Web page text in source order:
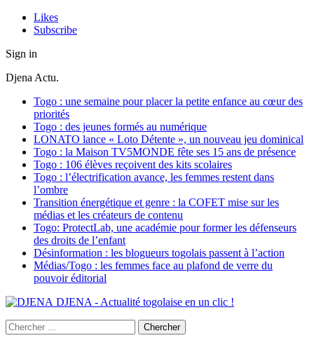
Likes
Subscribe
Sign in
Djena Actu.
Togo : une semaine pour placer la petite enfance au cœur des
priorités
Togo : des jeunes formés au numérique
LONATO lance « Loto Détente », un nouveau jeu dominical
Togo : la Maison TV5MONDE fête ses 15 ans de présence
Togo : 106 élèves reçoivent des kits scolaires
Togo : l’électrification avance, les femmes restent dans
l’ombre
Transition énergétique et genre : la COFET mise sur les
médias et les créateurs de contenu
Togo: ProtectLab, une académie pour former les défenseurs
des droits de l’enfant
Désinformation : les blogueurs togolais passent à l’action
Médias/Togo : les femmes face au plafond de verre du
pouvoir éditorial
DJENA - Actualité togolaise en un clic !